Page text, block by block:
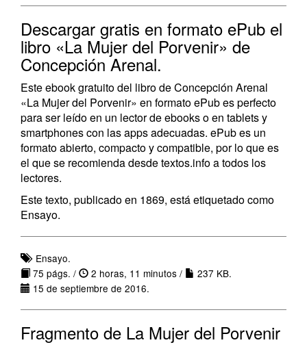
Descargar gratis en formato ePub el
libro «La Mujer del Porvenir» de
Concepción Arenal.
Este ebook gratuito del libro de Concepción Arenal
«La Mujer del Porvenir» en formato ePub es perfecto
para ser leído en un lector de ebooks o en tablets y
smartphones con las apps adecuadas. ePub es un
formato abierto, compacto y compatible, por lo que es
el que se recomienda desde textos.info a todos los
lectores.
Este texto, publicado en 1869, está etiquetado como
Ensayo.
Ensayo.
75 págs. /
2 horas, 11 minutos /
237 KB.
15 de septiembre de 2016.
Fragmento de La Mujer del Porvenir